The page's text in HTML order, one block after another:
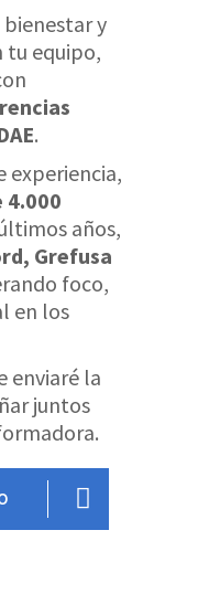
y
tu equipo,
.
experiencia,
4.000
años,
Grefusa
foco,
en los
enviaré la
juntos